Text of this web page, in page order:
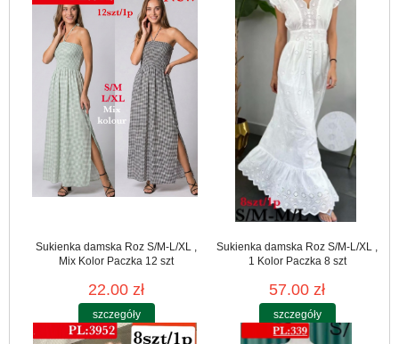
Sukienka damska Roz S/M-L/XL ,
Mix Kolor Paczka 12 szt
22.00 zł
szczegóły
Sukienka damska Roz S/M-L/XL ,
1 Kolor Paczka 8 szt
57.00 zł
szczegóły